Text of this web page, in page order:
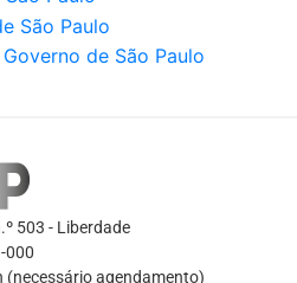
503 - Liberdade
000
(necessário agendamento)